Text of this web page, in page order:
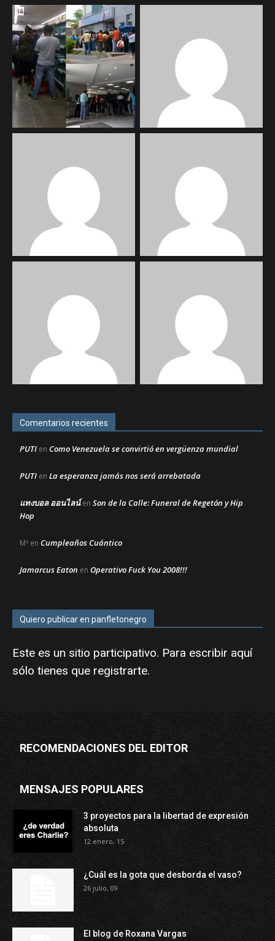
Comentarios recientes
PUTI en Como Venezuela se convirtió en vergüenza mundial
PUTI en La esperanza jamás nos será arrebatada
แทงบอล ออนไลน์en Son de la Calle: Funeral de Regetón y Hip
Hop
Mª en Cumpleaños Cuántico
Jamarcus Eaton en Operativo Fuck You 2008!!!
Quiero publicar en panfletonegro
Este es un sitio participativo. Para escribir aquí
sólo tienes que registrarte.
RECOMENDACIONES DEL EDITOR
MENSAJES POPULARES
3 proyectos para la libertad de expresión
absoluta
12 enero, 15
¿Cuál es la gota que desborda el vaso?
26 julio, 09
El blog de Roxana Vargas